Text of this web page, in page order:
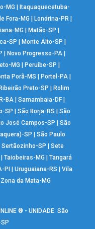
MG
Itaquaquecetuba-
Fora-MG Londrina-PR
MG Matão-SP
SP Monte Alto-SP
Novo Progresso-PA
MG Peruíbe-SP
Porã-MS Portel-PA|
Ribeirão Preto-SP
Rolim
BA |Samambaia-DF
SP São Borja-RS
São
José Campos-SP
São
SP
São Paulo
Sertãozinho-SP
Sete
|Taiobeiras-MG |Tangará
PI Uruguaiana-RS
Vila
Zona da Mata-MG
® - UNIDADE: São